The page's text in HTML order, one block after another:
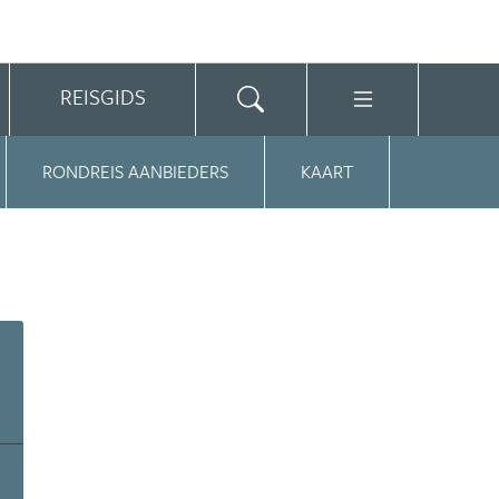
REISGIDS
RONDREIS AANBIEDERS KAART